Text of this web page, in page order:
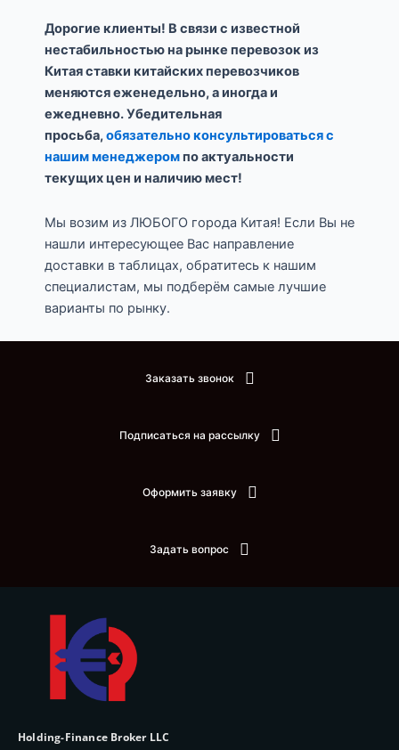
Дорогие клиенты! В связи с известной
нестабильностью на рынке перевозок из
Китая ставки китайских перевозчиков
меняются еженедельно, а иногда и
ежедневно. Убедительная
просьба,обязательно консультироваться с
нашим менеджеромпо актуальности
текущих цен и наличию мест!
Мы возим из ЛЮБОГО города Китая! Если Вы не
нашли интересующее Вас направление
доставки в таблицах, обратитесь к нашим
специалистам, мы подберём самые лучшие
варианты по рынку.
Заказать звонок
Подписаться на рассылку
Оформить заявку
Задать вопрос
Holding-Finance Broker LLC